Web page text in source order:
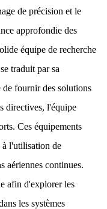
de précision et le
approfondie des
équipe de recherche
traduit par sa
de fournir des solutions
directives, l'équipe
Ces équipements
à l'utilisation de
aériennes continues.
afin d'explorer les
les systèmes